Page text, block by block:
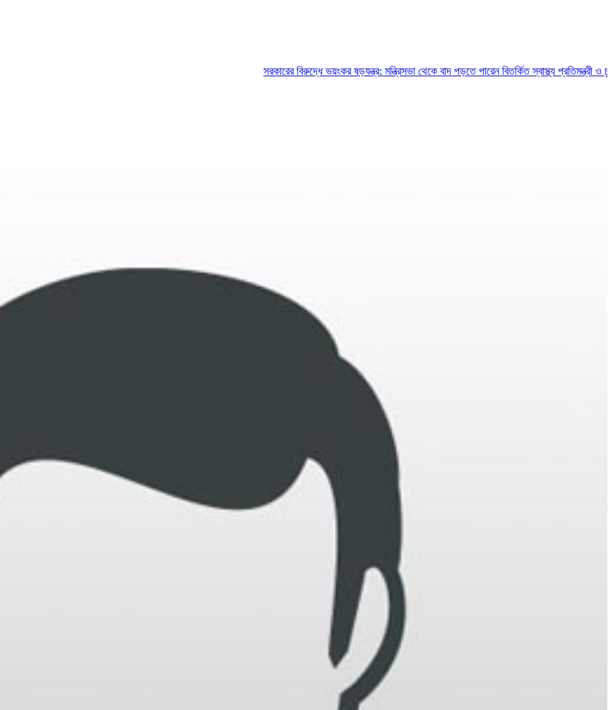
সরকারের বিরুদ্ধে ভয়ংকর ষড়যন্ত্র: মন্ত্রিসভা থেকে বাদ পড়তে পারেন বিতর্কিত স্বাস্থ্য প্রতিমন্ত্রী ও